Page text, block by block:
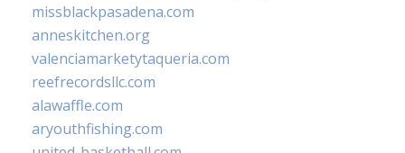
missblackpasadena.com
anneskitchen.org
valenciamarketytaqueria.com
reefrecordsllc.com
alawaffle.com
aryouthfishing.com